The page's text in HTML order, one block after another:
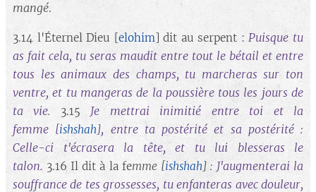
mangé.
3.14 l'Éternel Dieu [elohim] dit au serpent :Puisque tu
as fait cela, tu seras maudit entre tout le bétail et entre
tous les animaux des champs, tu marcheras sur ton
ventre, et tu mangeras de la poussière tous les jours de
ta vie. 3.15 Je mettrai inimitié entre toi et la
femme [ishshah], entre ta postérité et sa postérité :
Celle-ci t'écrasera la tête, et tu lui blesseras le
talon. 3.16 Il dit à la femme [ishshah] : J'augmenterai la
souffrance de tes grossesses, tu enfanteras avec douleur,